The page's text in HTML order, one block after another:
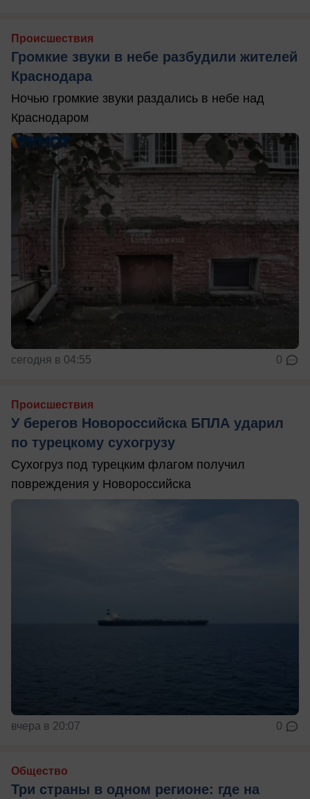
Происшествия
Громкие звуки в небе разбудили жителей
Краснодара
Ночью громкие звуки раздались в небе над
Краснодаром
сегодня в 04:55 0
Происшествия
У берегов Новороссийска БПЛА ударил
по турецкому сухогрузу
Сухогруз под турецким флагом получил
повреждения у Новороссийска
вчера в 20:07 0
Общество
Три страны в одном регионе: где на